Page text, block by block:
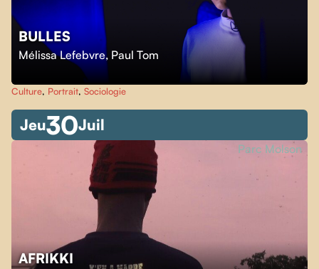
BULLES
Mélissa Lefebvre, Paul Tom
Culture, Portrait, Sociologie
Jeu30Juil
AFRIKKI
Parc Molson